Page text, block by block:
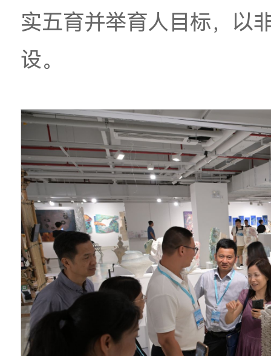
的沉浸式交流，体会
育并举品牌建设工作
更多地与高校优质的
进校园提供更好的平
工艺美术学院多年来
校园项目，取得了良
各中小学传统手工艺